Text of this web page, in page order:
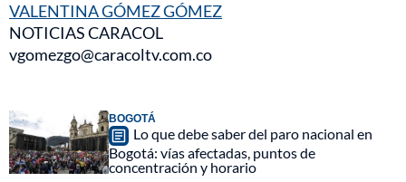
VALENTINA GÓMEZ GÓMEZ
NOTICIAS CARACOL
vgomezgo@caracoltv.com.co
BOGOTÁ
Lo que debe saber del paro nacional en
Bogotá: vías afectadas, puntos de
concentración y horario